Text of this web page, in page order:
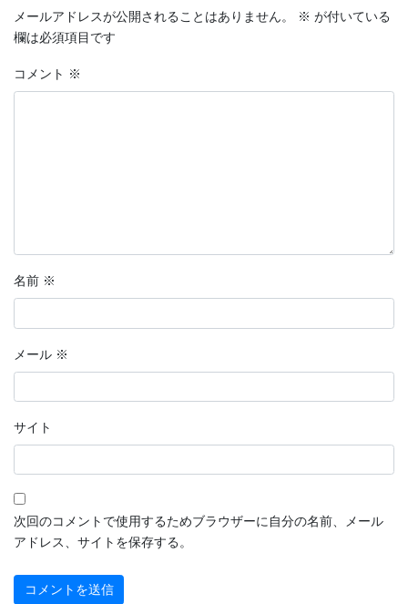
メールアドレスが公開されることはありません。 ※ が付いている
欄は必須項目です
コメント ※
名前 ※
メール ※
サイト
次回のコメントで使用するためブラウザーに自分の名前、メール
アドレス、サイトを保存する。